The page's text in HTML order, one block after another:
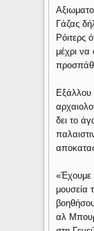
Γάζας
Ρόιτερς
μέχρι να
Εξάλλου
δει το
«Έχουμε
μουσεία
αλ